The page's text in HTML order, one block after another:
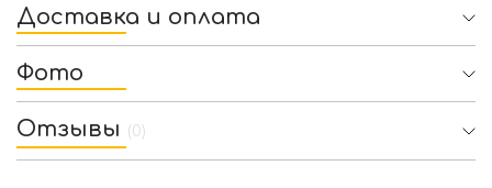
Доставка и оплата
Фото
Отзывы (0)